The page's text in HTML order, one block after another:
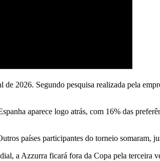
2026. Segundo pesquisa realizada pela
aparece logo atrás, com 16% das
países participantes do torneio somaram,
a Azzurra ficará fora da Copa pela terceira